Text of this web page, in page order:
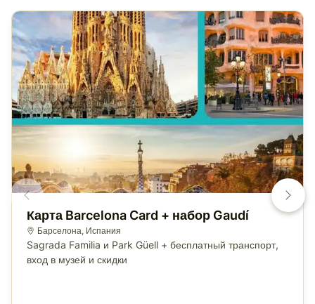
Карта Barcelona Card + набор Gaudí
Барселона, Испания
Sagrada Familia и Park Güell + бесплатный транспорт,
вход в музей и скидки